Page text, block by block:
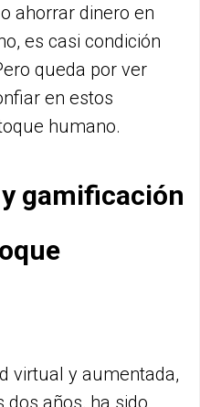
ahorrar dinero en
es casi condición
queda por ver
en estos
humano.
gamificación
virtual y aumentada,
años, ha sido